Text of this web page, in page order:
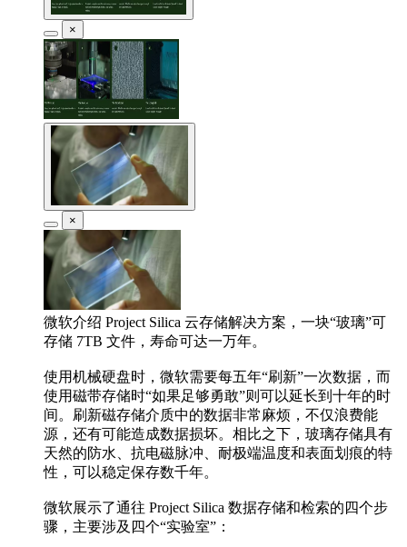
×
×
微软介绍 Project Silica 云存储解决方案，一块“玻璃”可
存储 7TB 文件，寿命可达一万年。
使用机械硬盘时，微软需要每五年“刷新”一次数据，而
使用磁带存储时“如果足够勇敢”则可以延长到十年的时
间。刷新磁存储介质中的数据非常麻烦，不仅浪费能
源，还有可能造成数据损坏。相比之下，玻璃存储具有
天然的防水、抗电磁脉冲、耐极端温度和表面划痕的特
性，可以稳定保存数千年。
微软展示了通往 Project Silica 数据存储和检索的四个步
骤，主要涉及四个“实验室”：